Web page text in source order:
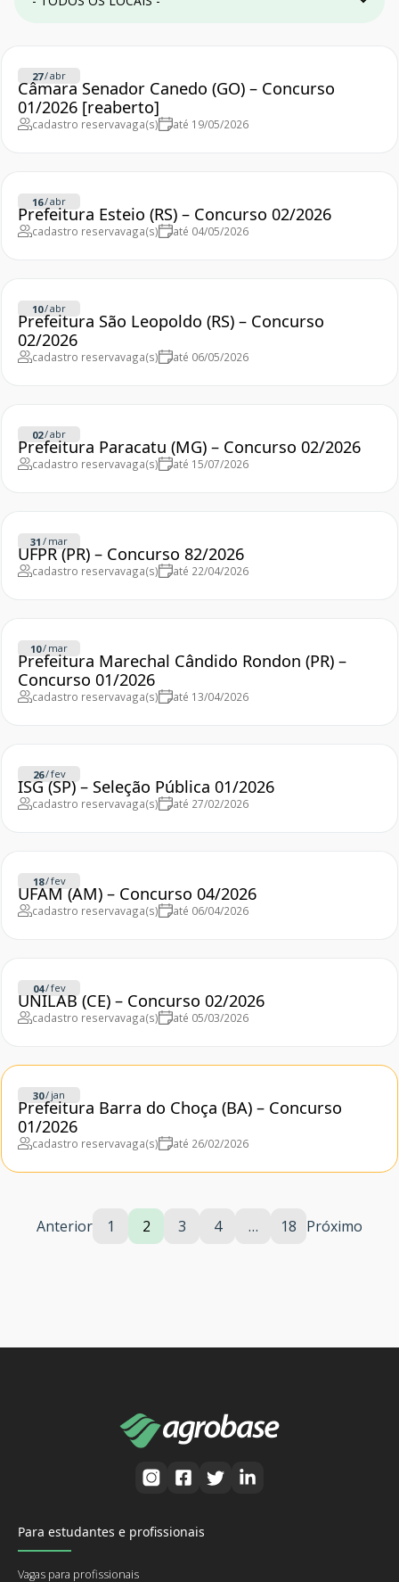
27/abr
Câmara Senador Canedo (GO) – Concurso
01/2026 [reaberto]
cadastro reservavaga(s) até 19/05/2026
16/abr
Prefeitura Esteio (RS) – Concurso 02/2026
cadastro reservavaga(s) até 04/05/2026
10/abr
Prefeitura São Leopoldo (RS) – Concurso
02/2026
cadastro reservavaga(s) até 06/05/2026
02/abr
Prefeitura Paracatu (MG) – Concurso 02/2026
cadastro reservavaga(s) até 15/07/2026
31 / mar
UFPR (PR) – Concurso 82/2026
cadastro reservavaga(s) até 22/04/2026
10/ mar
Prefeitura Marechal Cândido Rondon (PR) –
Concurso 01/2026
cadastro reservavaga(s) até 13/04/2026
26/fev
ISG (SP) – Seleção Pública 01/2026
cadastro reservavaga(s) até 27/02/2026
18/fev
UFAM (AM) – Concurso 04/2026
cadastro reservavaga(s) até 06/04/2026
04/fev
UNILAB (CE) – Concurso 02/2026
cadastro reservavaga(s) até 05/03/2026
30/ jan
Prefeitura Barra do Choça (BA) – Concurso
01/2026
cadastro reservavaga(s) até 26/02/2026
Anterior 1 2 3 4 … 18 Próximo
Para estudantes e profissionais
Vagas para profissionais